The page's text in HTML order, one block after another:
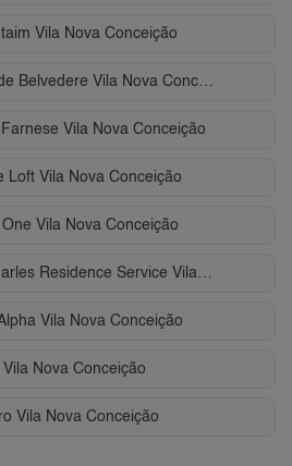
Vila Nova Conceição
Condomínio Chatau de Belvedere Vila Nova Conceição
Vila Nova Conceição
Loft Vila Nova Conceição
Vila Nova Conceição
Condomínio Saint Charles Residence Service Vila Nova Conceição
Vila Nova Conceição
Nova Conceição
Vila Nova Conceição